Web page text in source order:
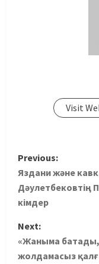
Visit
Previous:
Яздани және
Дәулетбековтің
кімдер
Next:
«Жаныма
жолдамасыз